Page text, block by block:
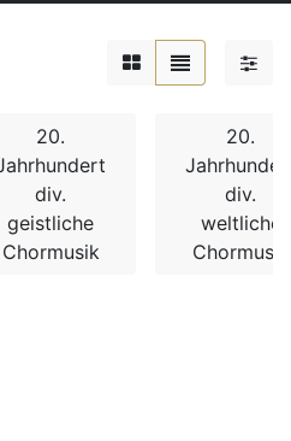
20.
div.
geistliche
Chormusik
20.
div.
weltliche
Chormusik